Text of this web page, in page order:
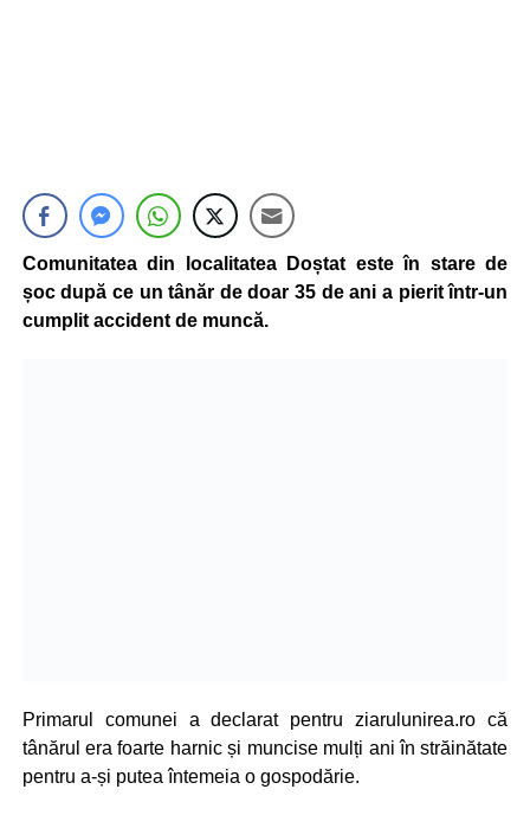
Comunitatea din localitatea Doștat este în stare de
șoc după ce un tânăr de doar 35 de ani a pierit într-un
cumplit accident de muncă.
Primarul comunei a declarat pentru ziarulunirea.ro că
tânărul era foarte harnic și muncise mulți ani în străinătate
pentru a-și putea întemeia o gospodărie.